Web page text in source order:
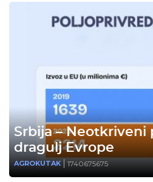
Srbija –
dragulj Evrope
AGROKUTAK 1740675675